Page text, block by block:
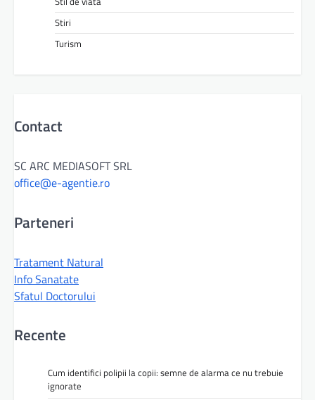
Stiri
Turism
Contact
SC ARC MEDIASOFT SRL
office@e-agentie.ro
Parteneri
Tratament Natural
Info Sanatate
Sfatul Doctorului
Recente
Cum identifici polipii la copii: semne de alarma ce nu trebuie
ignorate